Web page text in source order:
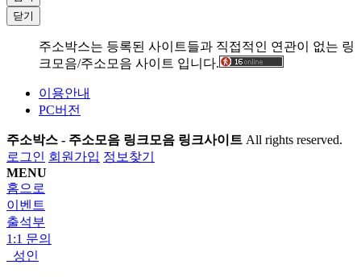
닫기
주소박스는 등록된 사이트들과 직접적인 연관이 없는 링
크모음/주소모음 사이트 입니다.
이용안내
PC버전
주소박스 - 주소모음 링크모음 링크사이트 All rights reserved.
로그인 회원가입 정보찾기
MENU
홈으로
이벤트
출석부
1:1 문의
성인